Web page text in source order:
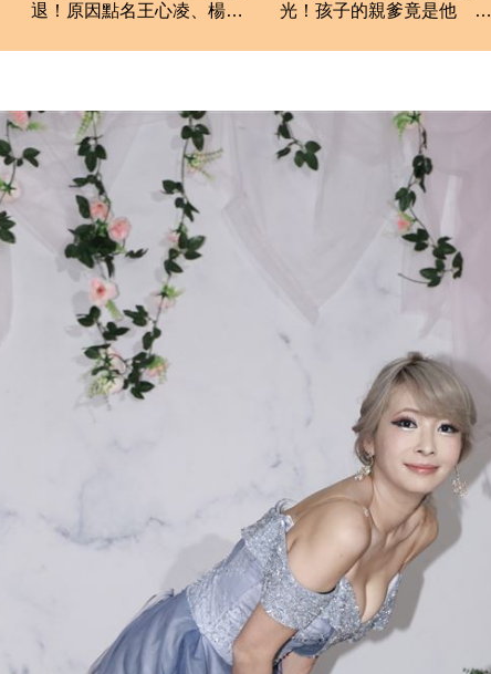
退！原因點名王心凌、楊丞
光！孩子的親爹竟是他 劉